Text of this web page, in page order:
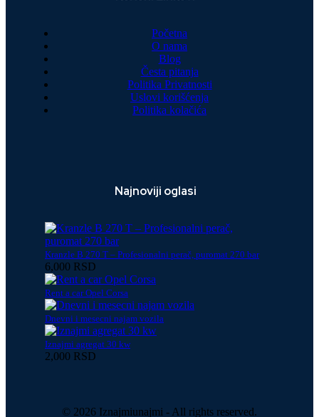
Početna
O nama
Blog
Česta pitanja
Politika Privatnosti
Uslovi korišćenja
Politika kolačića
Najnoviji oglasi
Kranzle B 270 T – Profesionalni perač, puromat 270 bar
6,000 RSD
Rent a car Opel Corsa
Dnevni i mesecni najam vozila
Iznajmi agregat 30 kw
2,000 RSD
© 2026 Iznajmiunajmi - All rights reserved.